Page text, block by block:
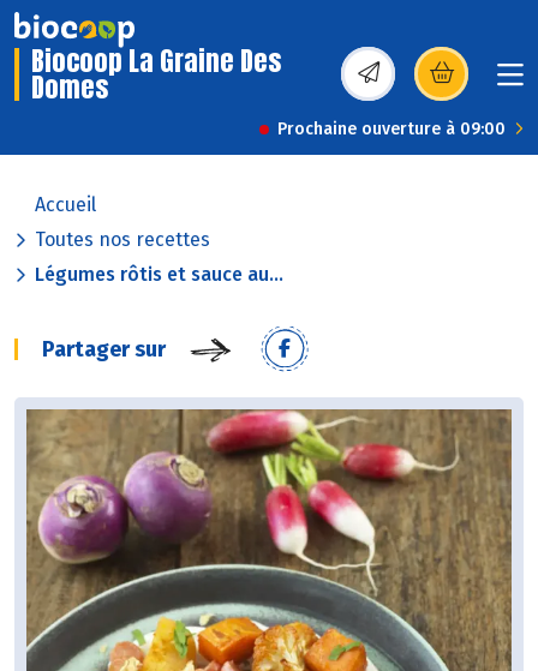
Biocoop La Graine Des
Domes (s’ouvre dans une
Prochaine ouverture à 09:00
Accueil
Toutes nos recettes
Légumes rôtis et sauce au...
Partager sur